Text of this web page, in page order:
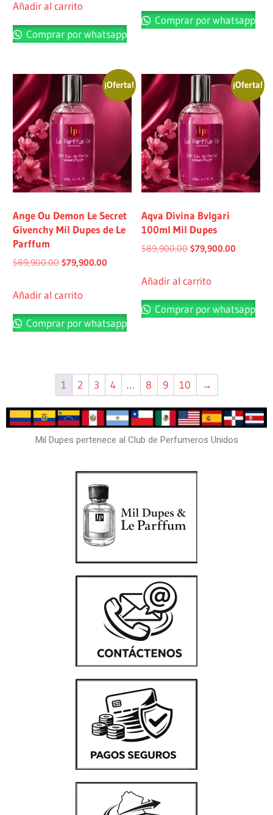
Añadir al carrito
Comprar por whatsapp
Comprar por whatsapp
¡Oferta!
Ange Ou Demon Le Secret
Givenchy Mil Dupes de Le
Parffum
$89,900.00 $79,900.00
Añadir al carrito
Comprar por whatsapp
¡Oferta!
Aqva Divina Bvlgari
100ml Mil Dupes
$89,900.00 $79,900.00
Añadir al carrito
Comprar por whatsapp
1 2 3 4 … 8 9 10 →
Mil Dupes pertenece al Club de Perfumeros Unidos